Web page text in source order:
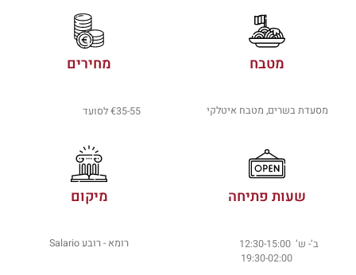
מטבח מחירים
מסעדת בשרים, מטבח איטלקי €35-55 לסועד
שעות פתיחה מיקום
ב’- ש’ 12:30-15:00
רומא - רובע Salario